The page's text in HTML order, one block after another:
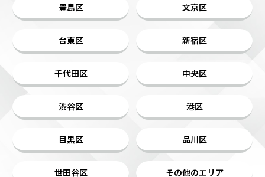
豊島区 文京区
台東区 新宿区
千代田区 中央区
渋谷区 港区
目黒区 品川区
世田谷区 その他のエリア